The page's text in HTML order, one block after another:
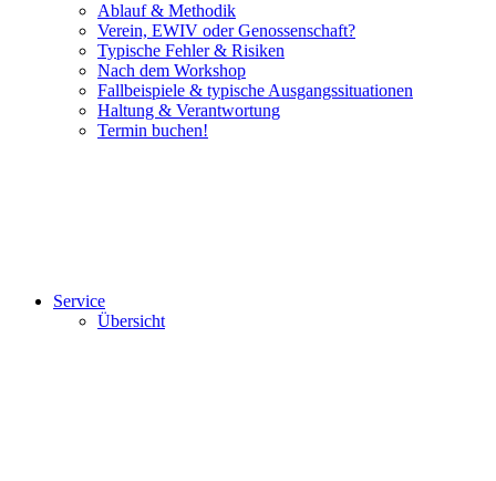
Ablauf & Methodik
Verein, EWIV oder Genossenschaft?
Typische Fehler & Risiken
Nach dem Workshop
Fallbeispiele & typische Ausgangssituationen
Haltung & Verantwortung
Termin buchen!
Service
Übersicht